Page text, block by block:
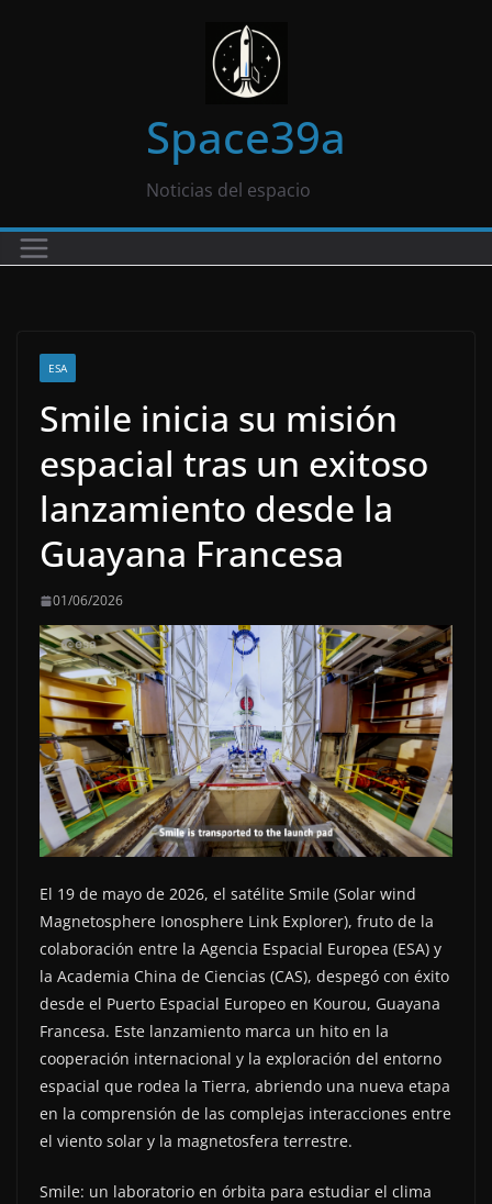
Space39a
Noticias del espacio
ESA
Smile inicia su misión
espacial tras un exitoso
lanzamiento desde la
Guayana Francesa
01/06/2026
El 19 de mayo de 2026, el satélite Smile (Solar wind
Magnetosphere Ionosphere Link Explorer), fruto de la
colaboración entre la Agencia Espacial Europea (ESA) y
la Academia China de Ciencias (CAS), despegó con éxito
desde el Puerto Espacial Europeo en Kourou, Guayana
Francesa. Este lanzamiento marca un hito en la
cooperación internacional y la exploración del entorno
espacial que rodea la Tierra, abriendo una nueva etapa
en la comprensión de las complejas interacciones entre
el viento solar y la magnetosfera terrestre.
Smile: un laboratorio en órbita para estudiar el clima